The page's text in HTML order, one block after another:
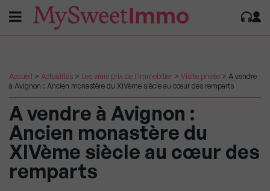
Accueil > Actualités > Les vrais prix de l'immobilier > Visite privée > A vendre
à Avignon : Ancien monastère du XIVème siècle au cœur des remparts
A vendre à Avignon :
Ancien monastère du
XIVème siècle au cœur des
remparts